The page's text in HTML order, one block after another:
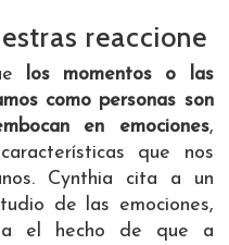
reaccione
los momentos o las
como personas son
en emociones,
que nos
Cynthia cita a un
de las emociones,
el hecho de que a